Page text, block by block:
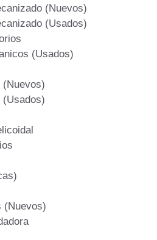
(Nuevos)
(Usados)
(Usados)
(Nuevos)
(Usados)
(Nuevos)